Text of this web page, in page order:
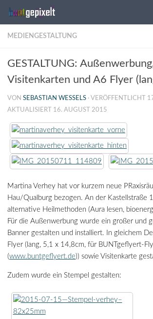
Zum Inhalt springen
MEDIENGESTALTUNG
GESTALTUNG:
Visitenkarten und A6 Flyer
VON SEBASTIAN WESSELS · VERÖFFENTLICHT
AKTUALISIERT 16. AUGUST 2015
Martina Verhey hat vor kurzem neue
Hau/Qualburg bezogen. An der Kastellstraße
alternative Heilmethoden (Aura lesen,
Für die Außenwerbung wurde ein großer und
Banner gestalten und installiert. In gleichem
Flyer (lang, 5,1 x 14,8cm, für BUNTgeflyert-
(www.buntgeflyert.de)) sowie Visitenkarte
Zudem wurde ein Stempel gestalten: